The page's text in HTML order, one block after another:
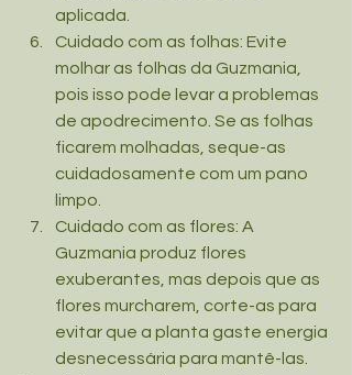
aplicada.
Cuidado com as folhas: Evite
molhar as folhas da Guzmania,
pois isso pode levar a problemas
de apodrecimento. Se as folhas
ficarem molhadas, seque-as
cuidadosamente com um pano
limpo.
Cuidado com as flores: A
Guzmania produz flores
exuberantes, mas depois que as
flores murcharem, corte-as para
evitar que a planta gaste energia
desnecessária para mantê-las.